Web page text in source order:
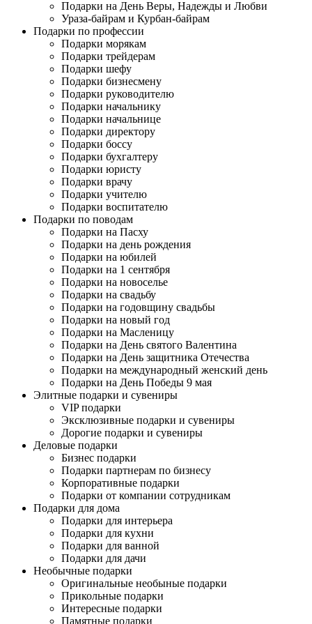
Подарки на День Веры, Надежды и Любви
Ураза-байрам и Курбан-байрам
Подарки по профессии
Подарки морякам
Подарки трейдерам
Подарки шефу
Подарки бизнесмену
Подарки руководителю
Подарки начальнику
Подарки начальнице
Подарки директору
Подарки боссу
Подарки бухгалтеру
Подарки юристу
Подарки врачу
Подарки учителю
Подарки воспитателю
Подарки по поводам
Подарки на Пасху
Подарки на день рождения
Подарки на юбилей
Подарки на 1 сентября
Подарки на новоселье
Подарки на свадьбу
Подарки на годовщину свадьбы
Подарки на новый год
Подарки на Масленицу
Подарки на День святого Валентина
Подарки на День защитника Отечества
Подарки на международный женский день
Подарки на День Победы 9 мая
Элитные подарки и сувениры
VIP подарки
Эксклюзивные подарки и сувениры
Дорогие подарки и сувениры
Деловые подарки
Бизнес подарки
Подарки партнерам по бизнесу
Корпоративные подарки
Подарки от компании сотрудникам
Подарки для дома
Подарки для интерьера
Подарки для кухни
Подарки для ванной
Подарки для дачи
Необычные подарки
Оригинальные необыные подарки
Прикольные подарки
Интересные подарки
Памятные подарки